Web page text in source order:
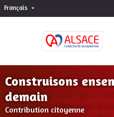
Français Choisir la langue
Construisons
demain
Contribution citoyenne